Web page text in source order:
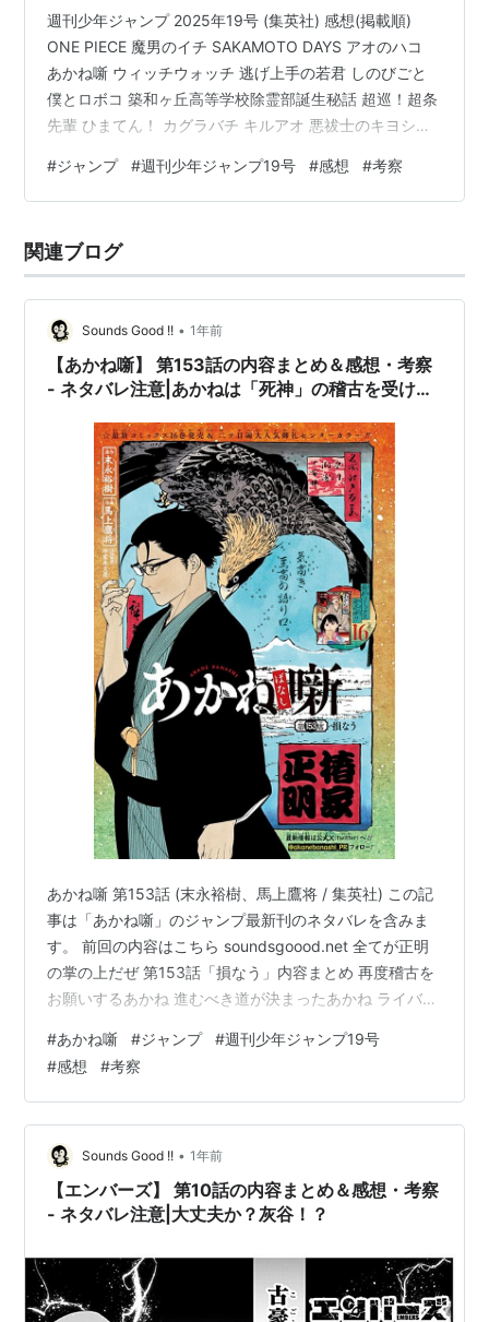
週刊少年ジャンプ 2025年19号 (集英社) 感想(掲載順)
ONE PIECE 魔男のイチ SAKAMOTO DAYS アオのハコ
あかね噺 ウィッチウォッチ 逃げ上手の若君 しのびごと
僕とロボコ 築和ヶ丘高等学校除霊部誕生秘話 超巡！超条
先輩 ひまてん！ カグラバチ キルアオ 悪祓士のキヨシく
ロ Bの星線 エンバーズ ルリドラゴン 全体まとめ 感想(掲
載順) ONE PIECE 遂に神の騎士団と退治！実力はいかほ
めちゃくちゃ活躍する展開に期待したい！ 魔男のイチ ゴ
クラクは最初から…
#ジャンプ #週刊少年ジャンプ19号 #感想 #考察
関連ブログ
Sounds Good !! • 1年前
【あかね噺】 第153話の内容まとめ＆感想・考察
- ネタバレ注意|あかねは「死神」の稽古を受ける
あかね噺 第153話 (末永裕樹、馬上鷹将 / 集英社) この記
事は「あかね噺」のジャンプ最新刊のネタバレを含みま
す。 前回の内容はこちら soundsgoood.net 全てが正明
の掌の上だぜ 第153話「損なう」内容まとめ 再度稽古を
お願いするあかね 進むべき道が決まったあかね ライバル
流石あかね！ 瑞雲大賞ではどんな落語を披露するのか？
早くもライバル対決実現！ 第153話「損なう」内容まと
め 再度稽古をお願いするあかね 台詞、時間、客席の反応
まで全て決めごと通りに進む、作品派の大看板「椿屋正
明」。 そんな正明の高座が終わり、あかねは…
#あかね噺 #ジャンプ #週刊少年ジャンプ19号
#感想 #考察
Sounds Good !! • 1年前
【エンバーズ】 第10話の内容まとめ＆感想・考察
- ネタバレ注意|大丈夫か？灰谷！？